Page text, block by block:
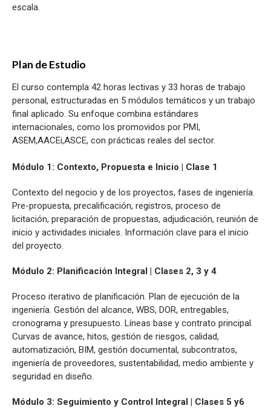
escala.
Plan de Estudio
El curso contempla 42 horas lectivas y 33 horas de trabajo
personal, estructuradas en 5 módulos temáticos y un trabajo
final aplicado. Su enfoque combina estándares
internacionales, como los promovidos por PMI,
ASEM,AACEi,ASCE, con prácticas reales del sector.
Módulo 1: Contexto, Propuesta e Inicio | Clase 1
Contexto del negocio y de los proyectos, fases de ingeniería.
Pre-propuesta, precalificación, registros, proceso de
licitación, preparación de propuestas, adjudicación, reunión de
inicio y actividades iniciales. Información clave para el inicio
del proyecto.
Módulo 2: Planificación Integral | Clases 2, 3 y 4
Proceso iterativo de planificación. Plan de ejecución de la
ingeniería. Gestión del alcance, WBS, DOR, entregables,
cronograma y presupuesto. Líneas base y contrato principal.
Curvas de avance, hitos, gestión de riesgos, calidad,
automatización, BIM, gestión documental, subcontratos,
ingeniería de proveedores, sustentabilidad, medio ambiente y
seguridad en diseño.
Módulo 3: Seguimiento y Control Integral | Clases 5 y6